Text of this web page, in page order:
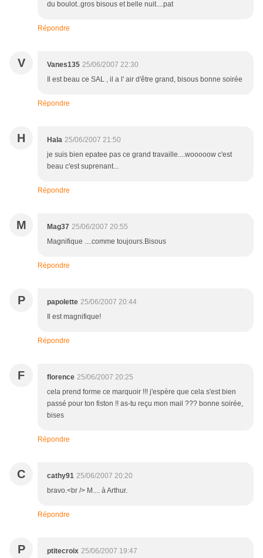
du boulot..gros bisous et belle nuit....pat
Répondre
V Vanes135 25/06/2007 22:30
Il est beau ce SAL , il a l' air d'être grand, bisous bonne soirée
Répondre
H Hala 25/06/2007 21:50
je suis bien epatee pas ce grand travaille....wooooow c'est
beau c'est suprenant...
Répondre
M Mag37 25/06/2007 20:55
Magnifique ....comme toujours.Bisous
Répondre
P papolette 25/06/2007 20:44
Il est magnifique!
Répondre
F florence 25/06/2007 20:25
cela prend forme ce marquoir !!! j'espère que cela s'est bien
passé pour ton fiston !! as-tu reçu mon mail ??? bonne soirée,
bises
Répondre
C cathy91 25/06/2007 20:20
bravo.<br /> M.... à Arthur.
Répondre
P ptitecroix 25/06/2007 19:47